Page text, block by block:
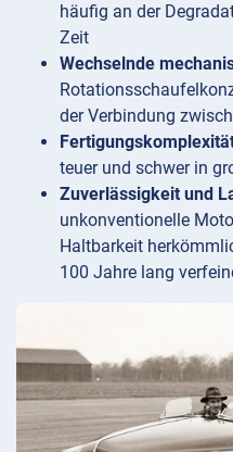
häufig an der
Zeit
Wechselnde
der Verbindung
teuer und schwer in
Zuverlässigkeit und
unkonventionelle
Haltbarkeit
100 Jahre lang